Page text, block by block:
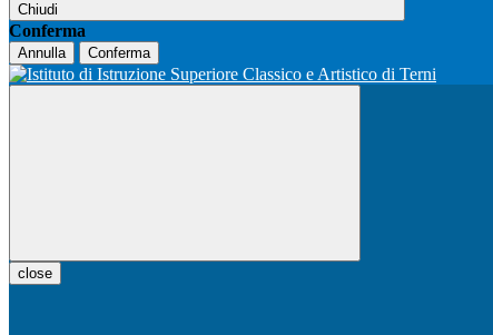
Chiudi
Conferma
Annulla Conferma
close